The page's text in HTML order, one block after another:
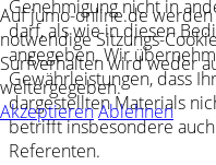
Genehmigung nicht in
darf, als wie in diesen
angegeben. Wir
Gewährleistungen, dass
dargestellten Materials
betrifft insbesondere
Referenten.
Auf jumo-online.de
notwendige Sitzungs-
Surfverhalten wird weder
weitergegeben.
AkzeptierenAblehnen